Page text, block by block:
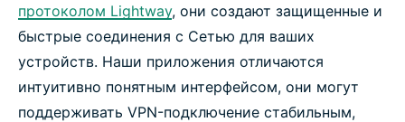
протоколом Lightway, они создают защищенные и
быстрые соединения с Сетью для ваших
устройств. Наши приложения отличаются
интуитивно понятным интерфейсом, они могут
поддерживать VPN-подключение стабильным,